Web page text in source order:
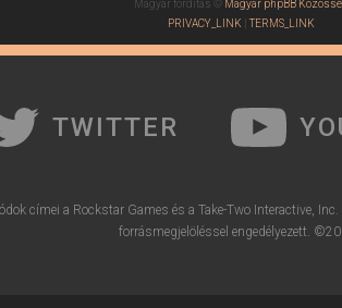
Magyar fordítás © Magyar phpBB
PRIVACY_LINK |TERMS_LINK
TWITTER
címei a Rockstar Games és a Take-Two Interactive,
forrásmegjelöléssel engedélyezett.